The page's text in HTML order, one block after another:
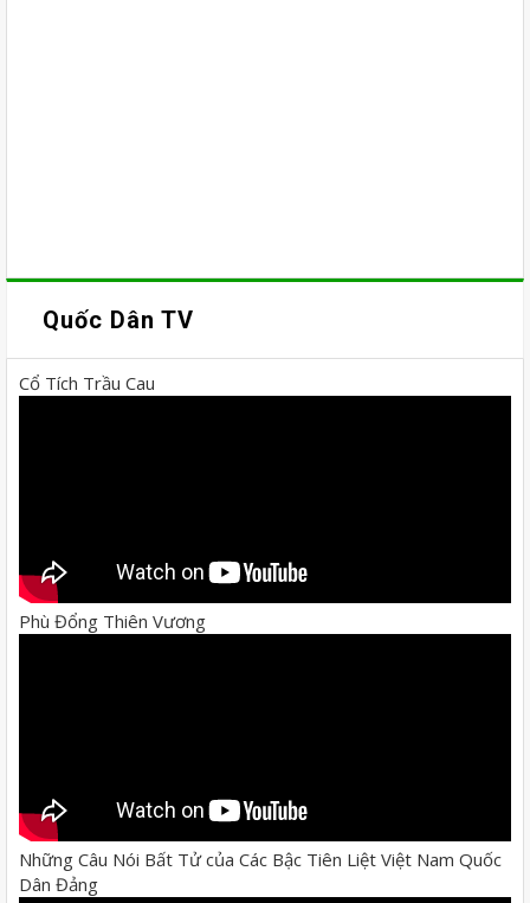
Quốc Dân TV
Cổ Tích Trầu Cau
Phù Đổng Thiên Vương
Những Câu Nói Bất Tử của Các Bậc Tiên Liệt Việt Nam Quốc
Dân Đảng